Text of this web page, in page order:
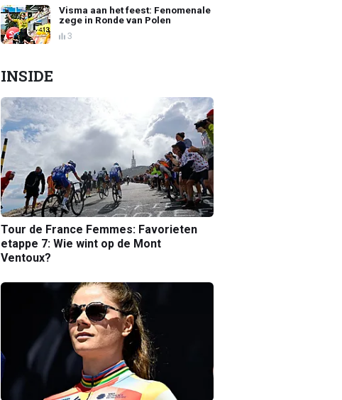
Visma aan het feest: Fenomenale
zege in Ronde van Polen
3
INSIDE
Tour de France Femmes: Favorieten
etappe 7: Wie wint op de Mont
Ventoux?